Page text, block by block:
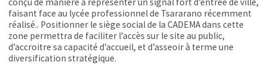
faisant face au lycée professionnel de Tsararano récemment
réalisé.. Positionner le siège social de la CADEMA dans cette
zone permettra de faciliter l’accès sur le site au public,
d’accroitre sa capacité d’accueil, et d’asseoir à terme une
diversification stratégique.